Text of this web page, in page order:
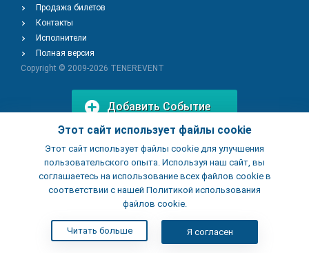
Этот сайт использует файлы cookie
Этот сайт использует файлы cookie для улучшения
пользовательского опыта. Используя наш сайт, вы
соглашаетесь на использование всех файлов cookie в
соответствии с нашей Политикой использования
файлов cookie.
Читать больше Я согласен
Продажа билетов
Контакты
Исполнители
Полная версия
Copyright © 2009-2026 TENEREVENT
Добавить Событие
Добавить Заведение